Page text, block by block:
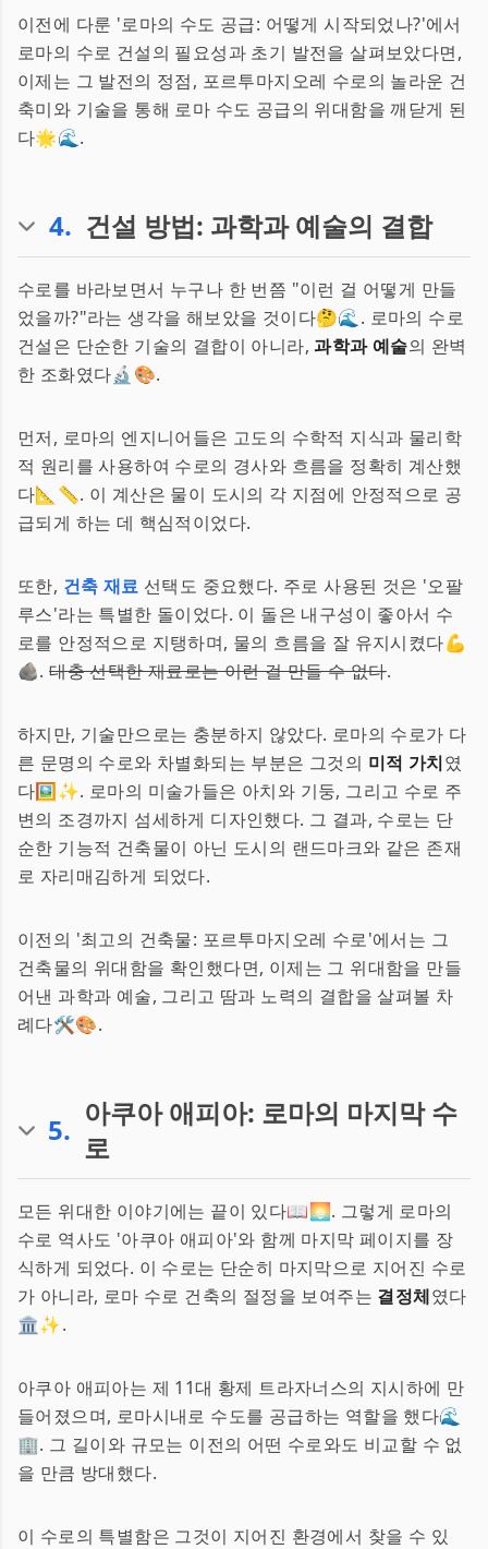
이전에 다룬 '로마의 수도 공급: 어떻게 시작되었나?'에서
로마의 수로 건설의 필요성과 초기 발전을 살펴보았다면,
이제는 그 발전의 정점, 포르투마지오레 수로의 놀라운 건
축미와 기술을 통해 로마 수도 공급의 위대함을 깨닫게 된
다🌟🌊.
4. 건설 방법: 과학과 예술의 결합
수로를 바라보면서 누구나 한 번쯤 "이런 걸 어떻게 만들
었을까?"라는 생각을 해보았을 것이다🤔🌊. 로마의 수로
건설은 단순한 기술의 결합이 아니라,과학과 예술의 완벽
한 조화였다🔬🎨.
먼저, 로마의 엔지니어들은 고도의 수학적 지식과 물리학
적 원리를 사용하여 수로의 경사와 흐름을 정확히 계산했
다📐📏. 이 계산은 물이 도시의 각 지점에 안정적으로 공
급되게 하는 데 핵심적이었다.
또한, 건축 재료 선택도 중요했다. 주로 사용된 것은 '오팔
루스'라는 특별한 돌이었다. 이 돌은 내구성이 좋아서 수
로를 안정적으로 지탱하며, 물의 흐름을 잘 유지시켰다💪
🪨.대충 선택한 재료로는 이런 걸 만들 수 없다.
하지만, 기술만으로는 충분하지 않았다. 로마의 수로가 다
른 문명의 수로와 차별화되는 부분은 그것의 미적 가치였
다🖼️✨. 로마의 미술가들은 아치와 기둥, 그리고 수로 주
변의 조경까지 섬세하게 디자인했다. 그 결과, 수로는 단
순한 기능적 건축물이 아닌 도시의 랜드마크와 같은 존재
로 자리매김하게 되었다.
이전의 '최고의 건축물: 포르투마지오레 수로'에서는 그
건축물의 위대함을 확인했다면, 이제는 그 위대함을 만들
어낸 과학과 예술, 그리고 땀과 노력의 결합을 살펴볼 차
례다🛠️🎨.
5. 아쿠아 애피아: 로마의 마지막 수
로
모든 위대한 이야기에는 끝이 있다📖🌅. 그렇게 로마의
수로 역사도 '아쿠아 애피아'와 함께 마지막 페이지를 장
식하게 되었다. 이 수로는 단순히 마지막으로 지어진 수로
가 아니라, 로마 수로 건축의 절정을 보여주는 결정체였다
🏛️✨.
아쿠아 애피아는 제 11대 황제 트라자너스의 지시하에 만
들어졌으며, 로마시내로 수도를 공급하는 역할을 했다🌊
🏢. 그 길이와 규모는 이전의 어떤 수로와도 비교할 수 없
을 만큼 방대했다.
이 수로의 특별함은 그것이 지어진 환경에서 찾을 수 있